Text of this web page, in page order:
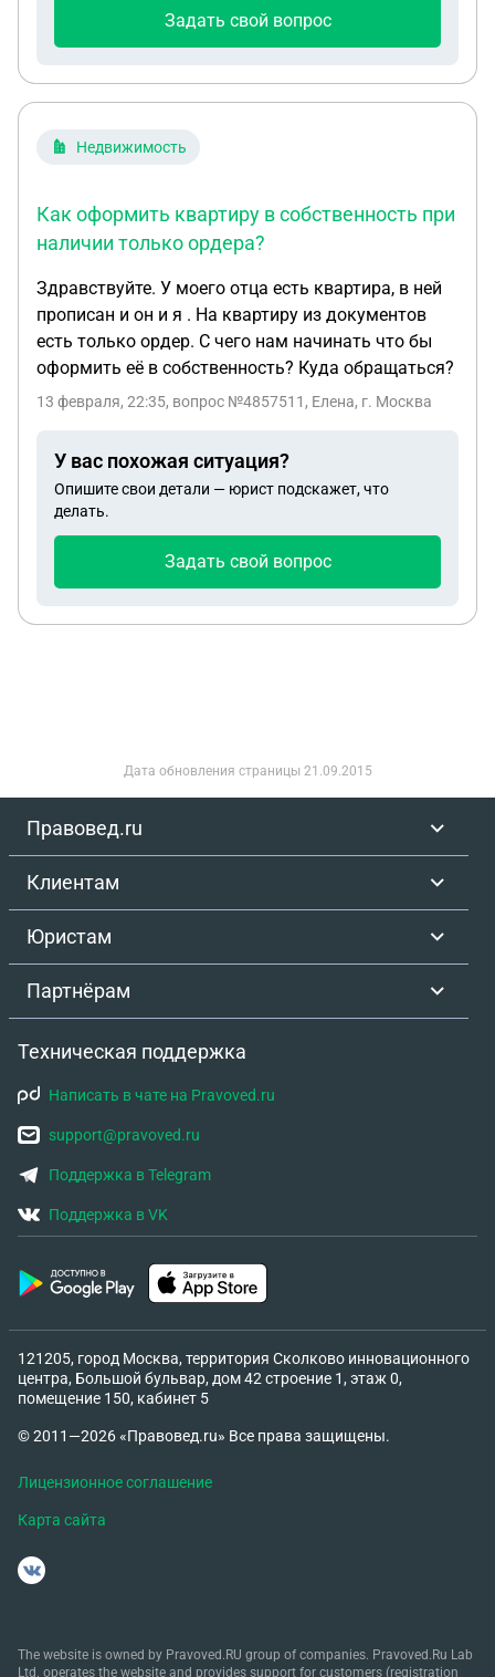
Задать свой вопрос
Недвижимость
Как оформить квартиру в собственность при
наличии только ордера?
Здравствуйте. У моего отца есть квартира, в ней
прописан и он и я . На квартиру из документов
есть только ордер. С чего нам начинать что бы
оформить её в собственность? Куда обращаться?
13 февраля, 22:35, вопрос №4857511, Елена, г. Москва
У вас похожая ситуация?
Опишите свои детали — юрист подскажет, что
делать.
Задать свой вопрос
Дата обновления страницы 21.09.2015
Правовед.ru
Клиентам
Юристам
Партнёрам
Техническая поддержка
Написать в чате на Pravoved.ru
support@pravoved.ru
Поддержка в Telegram
Поддержка в VK
121205, город Москва, территория Сколково инновационного
центра, Большой бульвар, дом 42 строение 1, этаж 0,
помещение 150, кабинет 5
© 2011—2026 «Правовед.ru» Все права защищены.
Лицензионное соглашение
Карта сайта
The website is owned by Pravoved.RU group of companies. Pravoved.Ru Lab
Ltd. operates the website and provides support for customers (registration